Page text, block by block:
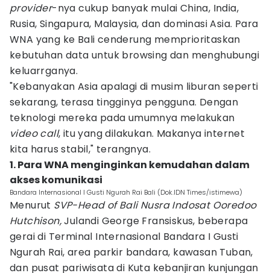
provider-nya cukup banyak mulai China, India,
Rusia, Singapura, Malaysia, dan dominasi Asia. Para
WNA yang ke Bali cenderung memprioritaskan
kebutuhan data untuk browsing dan menghubungi
keluarrganya.
"Kebanyakan Asia apalagi di musim liburan seperti
sekarang, terasa tingginya pengguna. Dengan
teknologi mereka pada umumnya melakukan
video call, itu yang dilakukan. Makanya internet
kita harus stabil," terangnya.
1. Para WNA menginginkan kemudahan dalam
akses komunikasi
Bandara Internasional I Gusti Ngurah Rai Bali (Dok.IDN Times/istimewa)
Menurut SVP-Head of Bali Nusra Indosat Ooredoo
Hutchison,Julandi George Fransiskus, beberapa
gerai di Terminal Internasional Bandara I Gusti
Ngurah Rai, area parkir bandara, kawasan Tuban,
dan pusat pariwisata di Kuta kebanjiran kunjungan